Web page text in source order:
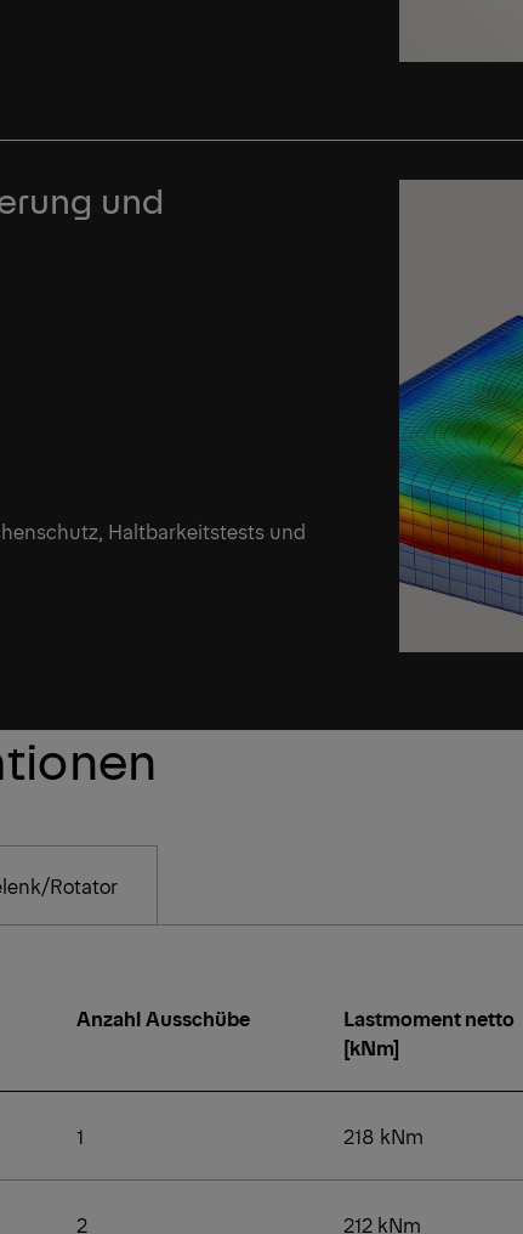
und
Haltbarkeitstests und
Rotator
Anzahl Ausschübe
Lastmoment netto
[kNm]
1 218 kNm
2 212 kNm